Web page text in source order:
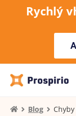
Rychlý
Blog